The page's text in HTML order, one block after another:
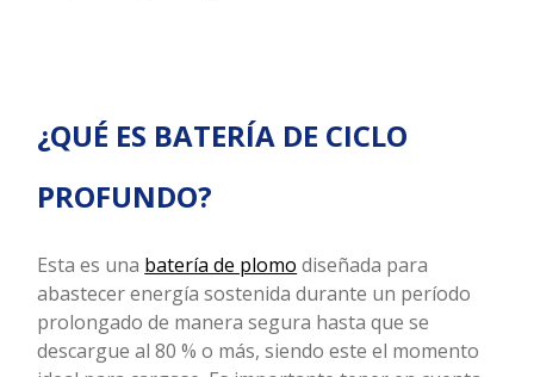
¿QUÉ ES BATERÍA DE CICLO
PROFUNDO?
Esta es una batería de plomo diseñada para
abastecer energía sostenida durante un período
prolongado de manera segura hasta que se
descargue al 80 % o más, siendo este el momento